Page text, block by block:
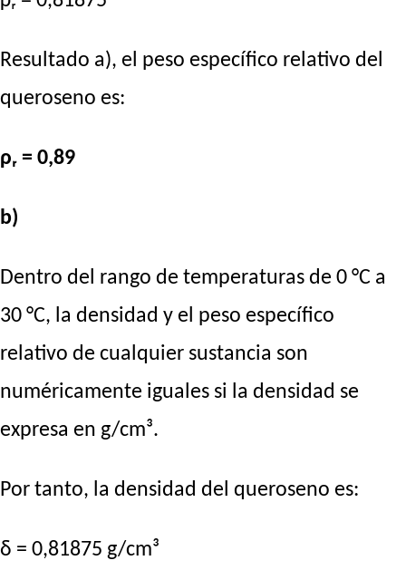
Resultado a), el peso específico relativo del
queroseno es:
ρᵣ = 0,89
b)
Dentro del rango de temperaturas de 0 °C a
30 °C, la densidad y el peso específico
relativo de cualquier sustancia son
numéricamente iguales si la densidad se
expresa en g/cm³.
Por tanto, la densidad del queroseno es:
δ = 0,81875 g/cm³